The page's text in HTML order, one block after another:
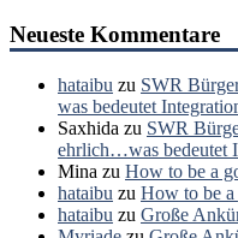
Neueste Kommentare
hataibu zu SWR
was bedeutet
Saxhida zu SWR
ehrlich…was bedeutet
Mina zu How to be a
hataibu zu How to be
hataibu zu Große